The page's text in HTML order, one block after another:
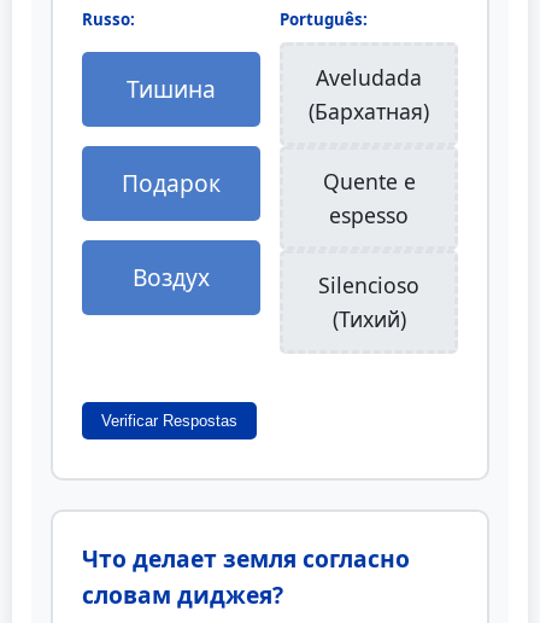
Russo:
Тишина
Подарок
Воздух
Português:
Aveludada
(Бархатная)
Quente e
espesso
Silencioso
(Тихий)
Verificar Respostas
Что делает земля согласно
словам диджея?